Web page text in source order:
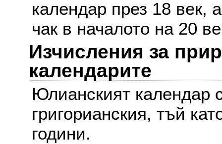
календар през 18 век,
чак в началото на 20
Изчисления за
календарите
Юлианският календар
григорианския, тъй
години.